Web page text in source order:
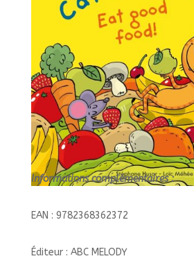
AUDIO//LEARN
ENGLISH
WITH
CAT
AND
MOUSE/
Informations complémentaires :
EAN : 9782368362372
Éditeur : ABC MELODY